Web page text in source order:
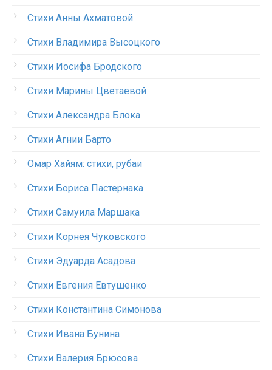
Стихи Анны Ахматовой
Стихи Владимира Высоцкого
Стихи Иосифа Бродского
Стихи Марины Цветаевой
Стихи Александра Блока
Стихи Агнии Барто
Омар Хайям: стихи, рубаи
Стихи Бориса Пастернака
Стихи Самуила Маршака
Стихи Корнея Чуковского
Стихи Эдуарда Асадова
Стихи Евгения Евтушенко
Стихи Константина Симонова
Стихи Ивана Бунина
Стихи Валерия Брюсова